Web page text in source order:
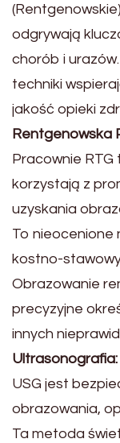
odgrywają
chorób i
techniki
jakość opieki
Rentgenowska
Pracownie RTG
korzystają z
uzyskania
To nieocenione
kostno-
Obrazowanie
precyzyjne
innych
Ultrasonografia:
USG jest
obrazowania,
Ta metoda